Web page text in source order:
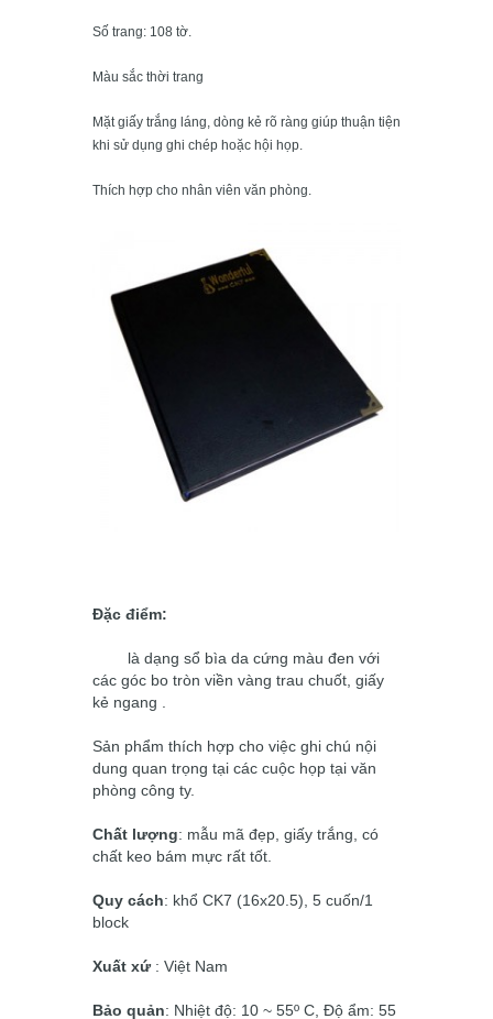
Số trang: 108 tờ.
Màu sắc thời trang
Mặt giấy trắng láng, dòng kẻ rõ ràng giúp thuận tiện
khi sử dụng ghi chép hoặc hội họp.
Thích hợp cho nhân viên văn phòng.
Đặc điểm:
là dạng sổ bìa da cứng màu đen với
các góc bo tròn viền vàng trau chuốt, giấy
kẻ ngang .
Sản phẩm thích hợp cho việc ghi chú nội
dung quan trọng tại các cuộc họp tại văn
phòng công ty.
Chất lượng: mẫu mã đẹp, giấy trắng, có
chất keo bám mực rất tốt.
Quy cách: khổ CK7 (16x20.5), 5 cuốn/1
block
Xuất xứ : Việt Nam
Bảo quản: Nhiệt độ: 10 ~ 55º C, Độ ẩm: 55